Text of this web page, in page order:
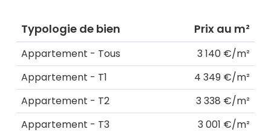
Typologie de bien Prix au m²
Appartement - Tous
3 140 €/m²
Appartement - T1
4 349 €/m²
Appartement - T2
3 338 €/m²
Appartement - T3
3 001 €/m²